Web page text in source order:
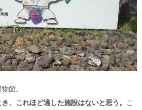
館。
、これほど適した施設はないと思う。 こ